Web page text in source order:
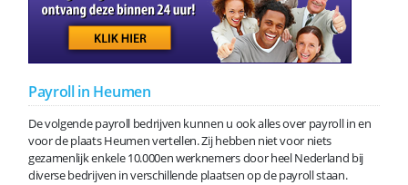
Payroll in Heumen
De volgende payroll bedrijven kunnen u ook alles over payroll in en
voor de plaats Heumen vertellen. Zij hebben niet voor niets
gezamenlijk enkele 10.000en werknemers door heel Nederland bij
diverse bedrijven in verschillende plaatsen op de payroll staan.